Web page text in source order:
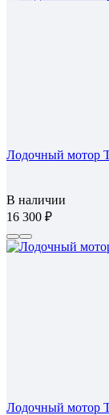
Лодочный мотор
В наличии
16 300
Лодочный мотор